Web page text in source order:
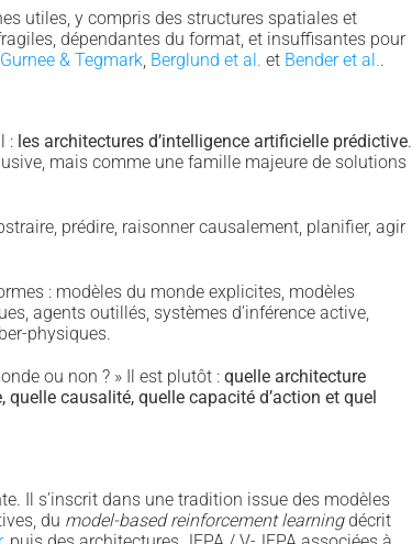
utiles, y compris des structures spatiales et
dépendantes du format, et insuffisantes pour
Gurnee & Tegmark, Berglund et al. et Bender et al..
: les architectures d’intelligence artificielle prédictive.
mais comme une famille majeure de solutions
prédire, raisonner causalement, planifier, agir
: modèles du monde explicites, modèles
agents outillés, systèmes d’inférence active,
physiques.
ou non ? » Il est plutôt : quelle architecture
causalité, quelle capacité d’action et quel
Il s’inscrit dans une tradition issue des modèles
du model-based reinforcement learningdécrit